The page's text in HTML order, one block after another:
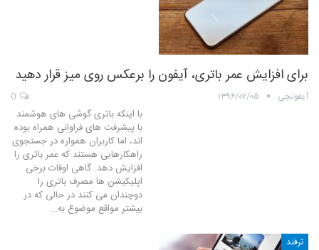
برای افزایش عمر باتری، آیفون را برعکس روی میز قرار دهید
آیفونچی ۱۳۹۶/۰۷/۰۵
با اینکه باتری گوشی های هوشمند
با پیشرفت های فراوانی همراه بوده
اند، اما کاربران همواره در جستجوی
راهکارهایی هستند که عمر باتری را
افزایش دهد. گاهی اوقات برخی
اپلیکیشن ها مصرف باتری را
دوچندان می کنند در حالی که در
بیشتر مواقع موضوع به…
ترفند